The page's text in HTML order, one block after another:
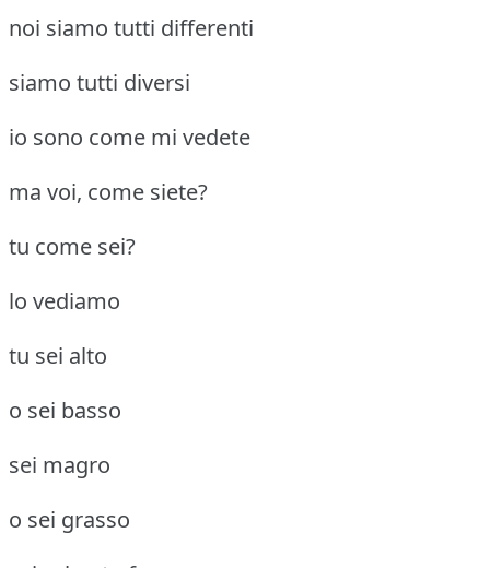
noi siamo tutti differenti
siamo tutti diversi
io sono come mi vedete
ma voi, come siete?
tu come sei?
lo vediamo
tu sei alto
o sei basso
sei magro
o sei grasso